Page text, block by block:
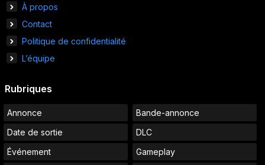
À propos
Contact
Politique de confidentialité
L’équipe
Rubriques
Annonce
Bande-annonce
Date de sortie
DLC
Événement
Gameplay